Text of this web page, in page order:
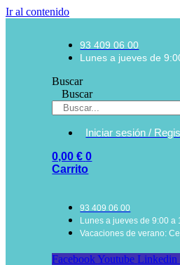
Ir al contenido
93 409 06 00
Lunes a jueves de
Buscar
Buscar
Iniciar sesión /
0,00€ 0
Carrito
93 409 06 00
Lunes a jueves de 9:00 a
Vacaciones de verano:
Facebook Youtube Linkedin